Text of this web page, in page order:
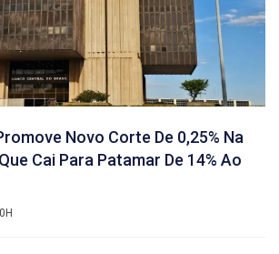
Novo Corte De 0,25% Na
Cai Para Patamar De 14% Ao